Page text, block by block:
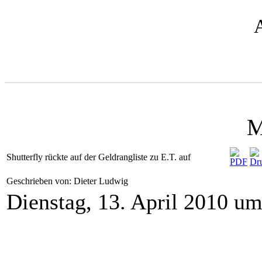
Shutterfly rückte auf der Geldrangliste zu E.T. auf
Geschrieben von: Dieter Ludwig
Dienstag, 13. April 2010